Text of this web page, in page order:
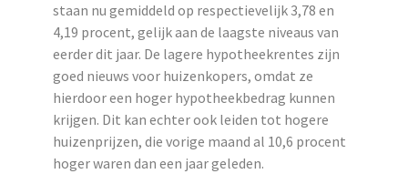
staan nu gemiddeld op respectievelijk 3,78 en
4,19 procent, gelijk aan de laagste niveaus van
eerder dit jaar. De lagere hypotheekrentes zijn
goed nieuws voor huizenkopers, omdat ze
hierdoor een hoger hypotheekbedrag kunnen
krijgen. Dit kan echter ook leiden tot hogere
huizenprijzen, die vorige maand al 10,6 procent
hoger waren dan een jaar geleden.